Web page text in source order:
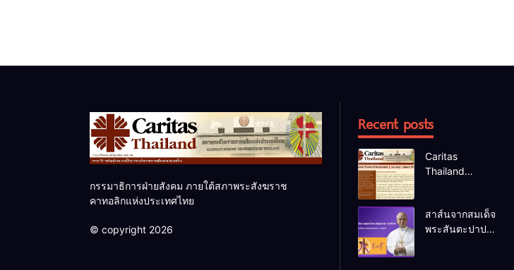
กรรมาธิการฝ่ายสังคม ภายใต้สภาพระสังฆราช
คาทอลิกแห่งประเทศไทย
© copyright 2026
Recent posts
Caritas
Thailand
March 2026)
สาส์นจากสมเด็จ
พระสันตะปาปา